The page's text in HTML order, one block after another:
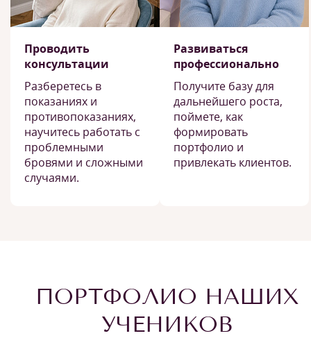
Проводить
консультации
Разберетесь в
показаниях и
противопоказаниях,
научитесь работать с
проблемными
бровями и сложными
случаями.
Развиваться
профессионально
Получите базу для
дальнейшего роста,
поймете, как
формировать
портфолио и
привлекать клиентов.
ПОРТФОЛИО НАШИХ
УЧЕНИКОВ